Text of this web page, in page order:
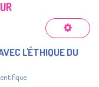
L'ÉTHIQUE DU